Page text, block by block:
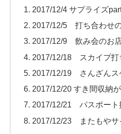
2017/12/4 サプライズ
2017/12/5 打ち合わせ
2017/12/9 飲み会のお
2017/12/18 スカイプ打
2017/12/19 さんざんス
2017/12/20 すき間収納
2017/12/21 パスポート
2017/12/23 またもやサ